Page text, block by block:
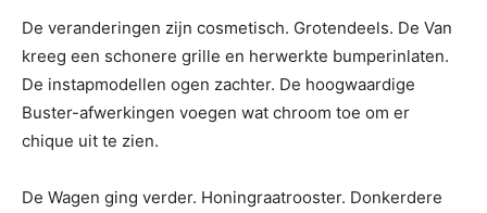
De veranderingen zijn cosmetisch. Grotendeels. De Van
kreeg een schonere grille en herwerkte bumperinlaten.
De instapmodellen ogen zachter. De hoogwaardige
Buster-afwerkingen voegen wat chroom toe om er
chique uit te zien.
De Wagen ging verder. Honingraatrooster. Donkerdere